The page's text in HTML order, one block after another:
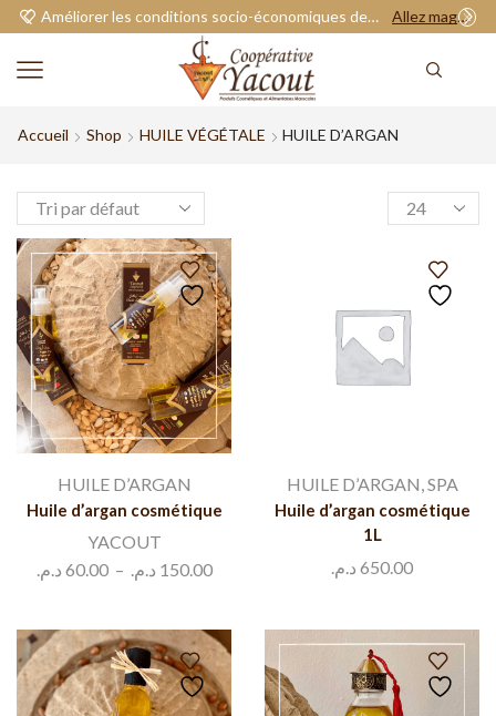
Améliorer les conditions socio-économiques de nos adhérents. Allez magasiner
Accueil Shop HUILE VÉGÉTALE HUILE D’ARGAN
HUILE D’ARGAN
Huile d’argan cosmétique
YACOUT
60.00 د.م. – 150.00 د.م.
HUILE D’ARGAN,SPA
Huile d’argan cosmétique
1L
650.00 د.م.